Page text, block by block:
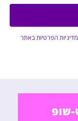
מדיניות הפרטיות באתר